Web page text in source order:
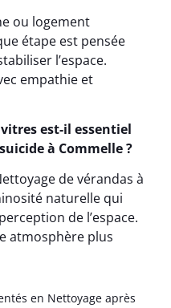
ou logement
étape est pensée
l’espace.
empathie et
est-il essentiel
à Commelle ?
de vérandas à
naturelle qui
de l’espace.
atmosphère plus
en Nettoyage après